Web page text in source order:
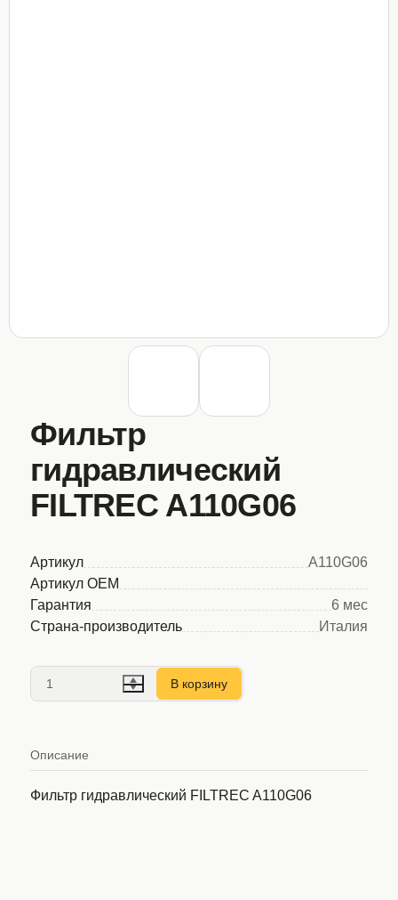
Фильтр
гидравлический
FILTREC A110G06
Артикул
A110G06
Артикул OEM
Гарантия
6 мес
Страна-производитель
Италия
В корзину
Описание
Фильтр гидравлический FILTREC A110G06